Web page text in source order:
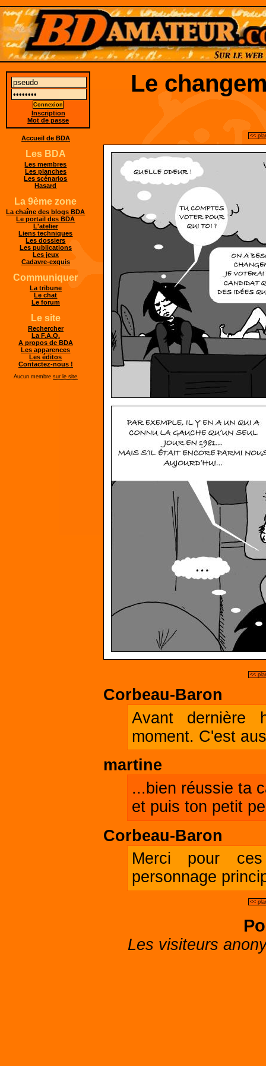
Le
<<
<<
Corbeau-Baron
Avant dernière
moment. C'est
martine
...bien réussie ta
et puis ton petit
Corbeau-Baron
Merci pour
personnage
<<
Les visiteurs
Inscription
Mot de passe
Accueil de BDA
Les BDA
Les membres
Les planches
Les scénarios
Hasard
La 9ème zone
La chaîne des blogs BDA
Le portail des BDA
L'atelier
Liens techniques
Les dossiers
Les publications
Les jeux
Cadavre-exquis
Communiquer
La tribune
Le chat
Le forum
Le site
Rechercher
La F.A.Q.
A propos de BDA
Les apparences
Les éditos
Contactez-nous !
Aucun membresur le site